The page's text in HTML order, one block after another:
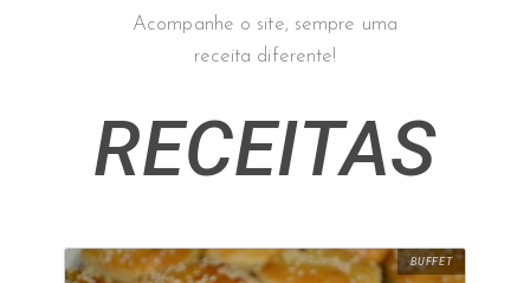
Acompanhe o site, sempre uma
receita diferente!
RECEITAS
BUFFET